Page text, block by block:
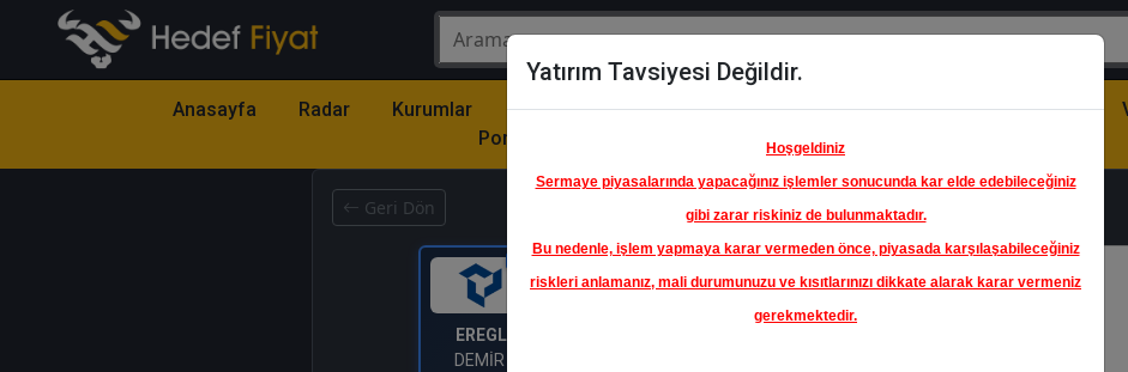
Anasayfa Radar Kurumlar
Model
Portföy
Hisse
Öne
Çıkanlar
Raporlar Partnerlerimiz
Geri Dön
EREGL- EREĞLİ
DEMİR VE ÇELİK
Yatırım Tavsiyesi Değildir.
Hoşgeldiniz
Sermaye piyasalarında yapacağınız işlemler sonucunda kar elde edebileceğiniz
gibi zarar riskiniz de bulunmaktadır.
Bu nedenle, işlem yapmaya karar vermeden önce, piyasada karşılaşabileceğiniz
riskleri anlamanız, mali durumunuzu ve kısıtlarınızı dikkate alarak karar vermeniz
gerekmektedir.